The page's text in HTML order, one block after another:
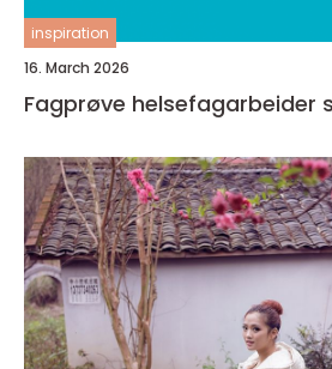
inspiration
16. March 2026